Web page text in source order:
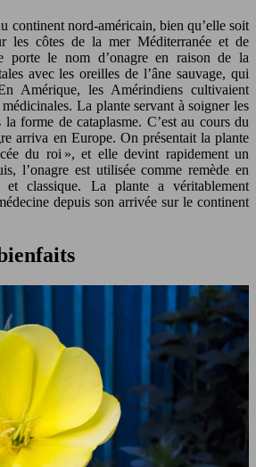
continent nord-américain, bien qu’elle soit
les côtes de la mer Méditerranée et de
porte le nom d’onagre en raison de la
avec les oreilles de l’âne sauvage, qui
Amérique, les Amérindiens cultivaient
La plante servant à soigner les
la forme de cataplasme. C’est au cours du
arriva en Europe. On présentait la plante
du roi », et elle devint rapidement un
l’onagre est utilisée comme remède en
et classique. La plante a véritablement
depuis son arrivée sur le continent